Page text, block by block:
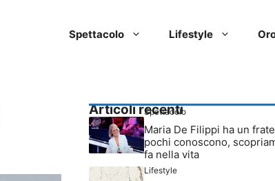
Spettacolo Lifestyle
Articoli recenti
Spettacolo
Maria De Filippi ha un
pochi conoscono,
fa nella vita
Lifestyle